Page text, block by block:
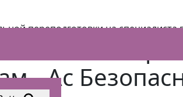
переподготовки на специалиста
- Ас